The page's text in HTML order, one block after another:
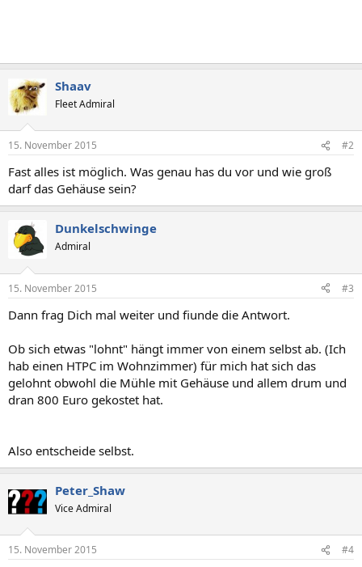
Shaav
Fleet Admiral
15. November 2015 #2
Fast alles ist möglich. Was genau has du vor und wie groß
darf das Gehäuse sein?
Dunkelschwinge
Admiral
15. November 2015 #3
Dann frag Dich mal weiter und fiunde die Antwort.
Ob sich etwas "lohnt" hängt immer von einem selbst ab. (Ich
hab einen HTPC im Wohnzimmer) für mich hat sich das
gelohnt obwohl die Mühle mit Gehäuse und allem drum und
dran 800 Euro gekostet hat.
Also entscheide selbst.
Peter_Shaw
Vice Admiral
15. November 2015 #4